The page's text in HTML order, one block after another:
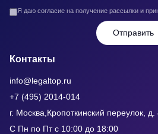
Я даю согласие на получение рассылки и
Отправить
Контакты
info@legaltop.ru
+7 (495) 2014-014
г. Москва,Кропоткинский переулок, д.
С Пн по Пт с 10:00 до 18:00